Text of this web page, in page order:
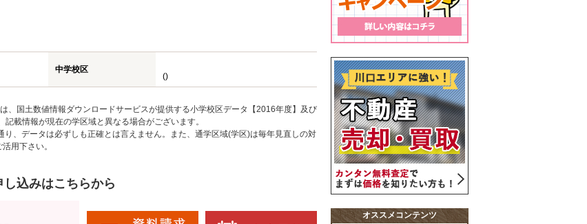
中学校区
()
、国土数値情報ダウンロードサービスが提供する小学校区データ【2016年度】及び
載情報が現在の学区域と異なる場合がございます。
、データは必ずしも正確とは言えません。また、通学区域(学区)は毎年見直しの対
用下さい。
込みはこちらから
オススメコンテンツ